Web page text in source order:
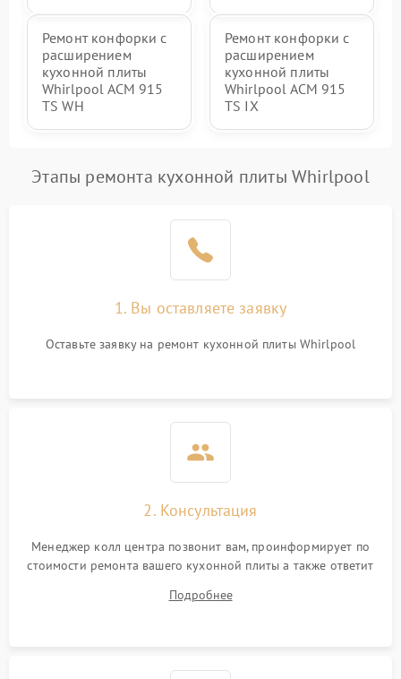
Ремонт конфорки с
расширением
кухонной плиты
Whirlpool ACM 915
TS WH
Ремонт конфорки с
расширением
кухонной плиты
Whirlpool ACM 915
TS IX
Этапы ремонта кухонной плиты Whirlpool
1. Вы оставляете заявку
Оставьте заявку на ремонт кухонной плиты Whirlpool
2. Консультация
Менеджер колл центра позвонит вам, проинформирует по
стоимости ремонта вашего кухонной плиты а также ответит
Подробнее